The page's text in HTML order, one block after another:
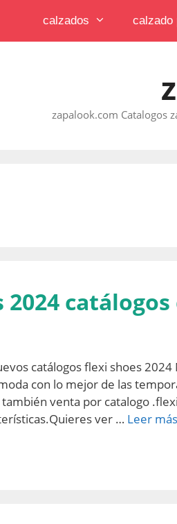
calzados calzado
zapalook.com Catalogos
2024
catálogos flexi shoes
con lo mejor de las
venta por catalogo
ver … Leer más